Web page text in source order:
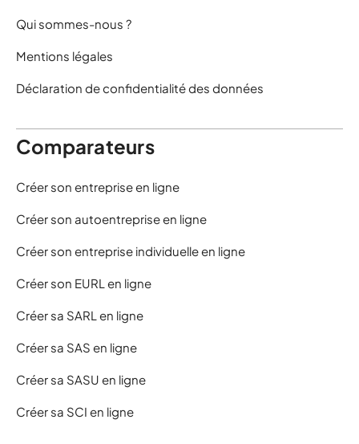
Qui sommes-nous ?
Mentions légales
Déclaration de confidentialité des données
Comparateurs
Créer son entreprise en ligne
Créer son autoentreprise en ligne
Créer son entreprise individuelle en ligne
Créer son EURL en ligne
Créer sa SARL en ligne
Créer sa SAS en ligne
Créer sa SASU en ligne
Créer sa SCI en ligne